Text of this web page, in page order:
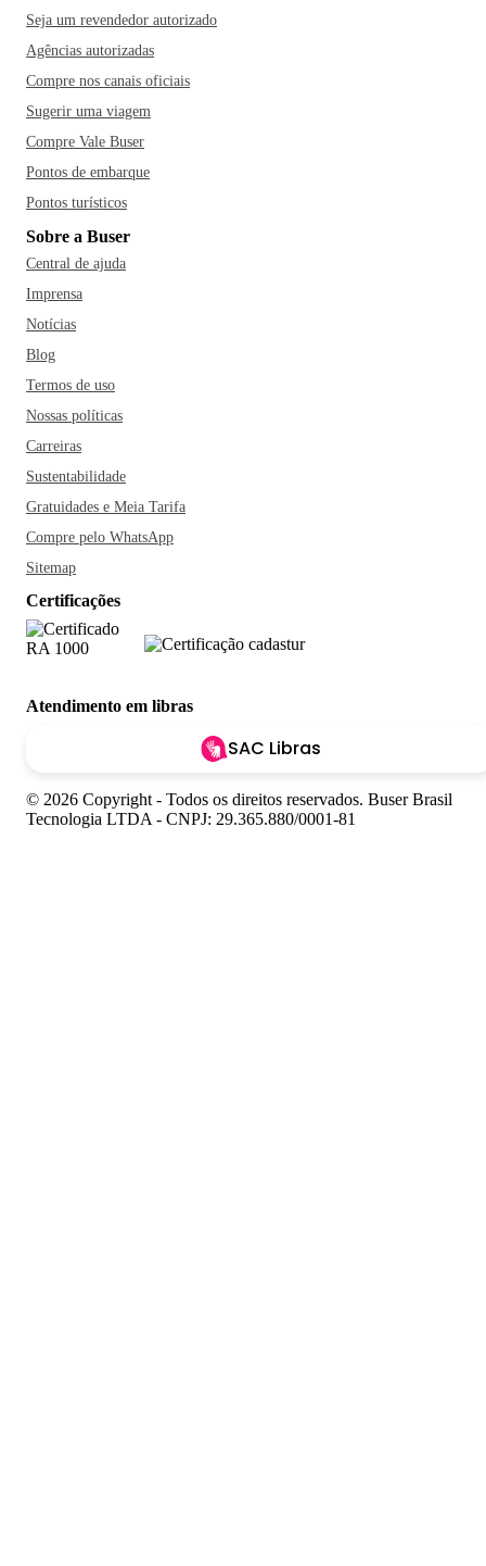
Seja um revendedor autorizado
Agências autorizadas
Compre nos canais oficiais
Sugerir uma viagem
Compre Vale Buser
Pontos de embarque
Pontos turísticos
Sobre a Buser
Central de ajuda
Imprensa
Notícias
Blog
Termos de uso
Nossas políticas
Carreiras
Sustentabilidade
Gratuidades e Meia Tarifa
Compre pelo WhatsApp
Sitemap
Certificações
Atendimento em libras
SAC Libras
© 2026 Copyright - Todos os direitos reservados. Buser Brasil
Tecnologia LTDA - CNPJ: 29.365.880/0001-81